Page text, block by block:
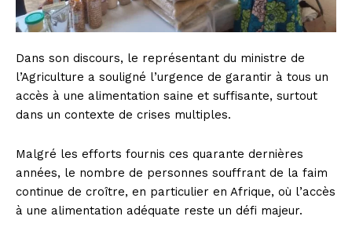
Dans son discours, le représentant du ministre de
l’Agriculture a souligné l’urgence de garantir à tous un
accès à une alimentation saine et suffisante, surtout
dans un contexte de crises multiples.
Malgré les efforts fournis ces quarante dernières
années, le nombre de personnes souffrant de la faim
continue de croître, en particulier en Afrique, où l’accès
à une alimentation adéquate reste un défi majeur.